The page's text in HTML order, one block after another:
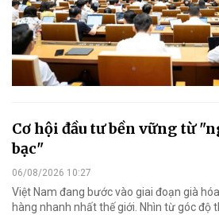
Cơ hội đầu tư bền vững từ
bạc"
06/08/2026 10:27
Việt Nam đang bước vào giai đoạn già
hàng nhanh nhất thế giới. Nhìn từ góc độ